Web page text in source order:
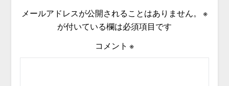
メールアドレスが公開されることはありません。
※
が付いている欄は必須項目です
コメント ※